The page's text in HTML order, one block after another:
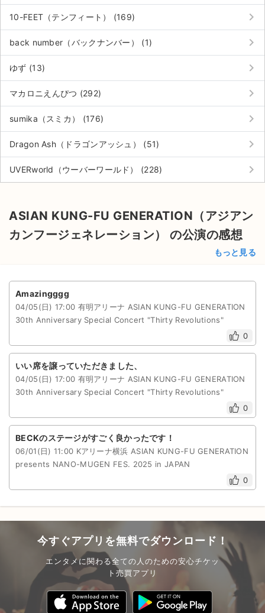
サイト情報
チケットジャム運営会社
チケットジャム利用規約
特定商取引法に基づく表記
不正転売禁止法について
チケットジャムの取り組み
10-FEET（テンフィート） (169) keyboard_arrow_right
back number（バックナンバー） (1) keyboard_arrow_right
ゆず (13) keyboard_arrow_right
マカロニえんぴつ (292) keyboard_arrow_right
sumika（スミカ） (176) keyboard_arrow_right
Dragon Ash（ドラゴンアッシュ） (51) keyboard_arrow_right
UVERworld（ウーバーワールド） (228) keyboard_arrow_right
ASIAN KUNG-FU GENERATION（アジアン
カンフージェネレーション） の公演の感想
もっと見る
Amazingggg
04/05(日) 17:00 有明アリーナ ASIAN KUNG-FU GENERATION
30th Anniversary Special Concert "Thirty Revolutions"
0
いい席を譲っていただきました、
04/05(日) 17:00 有明アリーナ ASIAN KUNG-FU GENERATION
30th Anniversary Special Concert "Thirty Revolutions"
0
BECKのステージがすごく良かったです！
06/01(日) 11:00 Kアリーナ横浜 ASIAN KUNG-FU GENERATION
presents NANO-MUGEN FES. 2025 in JAPAN
0
今すぐアプリを無料でダウンロード！
エンタメに関わる全ての人のための安心チケッ
ト売買アプリ